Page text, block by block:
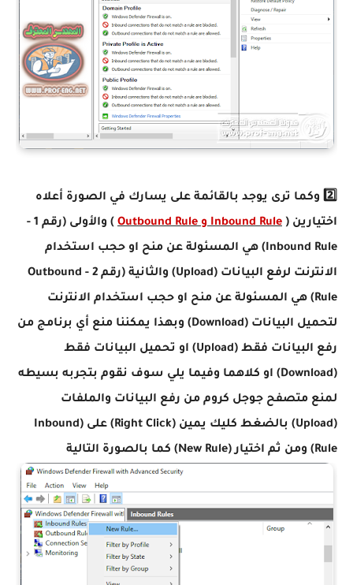
2️⃣ وكما ترى يوجد بالقائمة على يسارك في الصورة أعلاه
اختيارين ( Inbound Rule و Outbound Rule
) والأولى (رقم 1 -
Inbound Rule) هي المسئولة عن منح او حجب استخدام
الانترنت لرفع البيانات (Upload) والثانية (رقم 2 - Outbound
Rule) هي المسئولة عن منح او حجب استخدام الانترنت
لتحميل البيانات (Download) وبهذا يمكننا منع أي برنامج من
رفع البيانات فقط (Upload) او تحميل البيانات فقط
(Download) او كلاهما وفيما يلي سوف نقوم بتجربه بسيطه
لمنع متصفح جوجل كروم من رفع البيانات والملفات
(Upload) بالضغط كليك يمين (Right Click) على (Inbound
Rule) ومن ثم اختيار (New Rule) كما بالصورة التالية